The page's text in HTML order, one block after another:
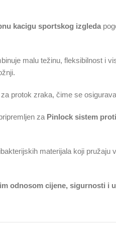
kacigu sportskog izgleda
malu težinu, fleksibilnost i
protok zraka, čime se
za Pinlock sistem
materijala koji
odnosom cijene, sigurnosti i